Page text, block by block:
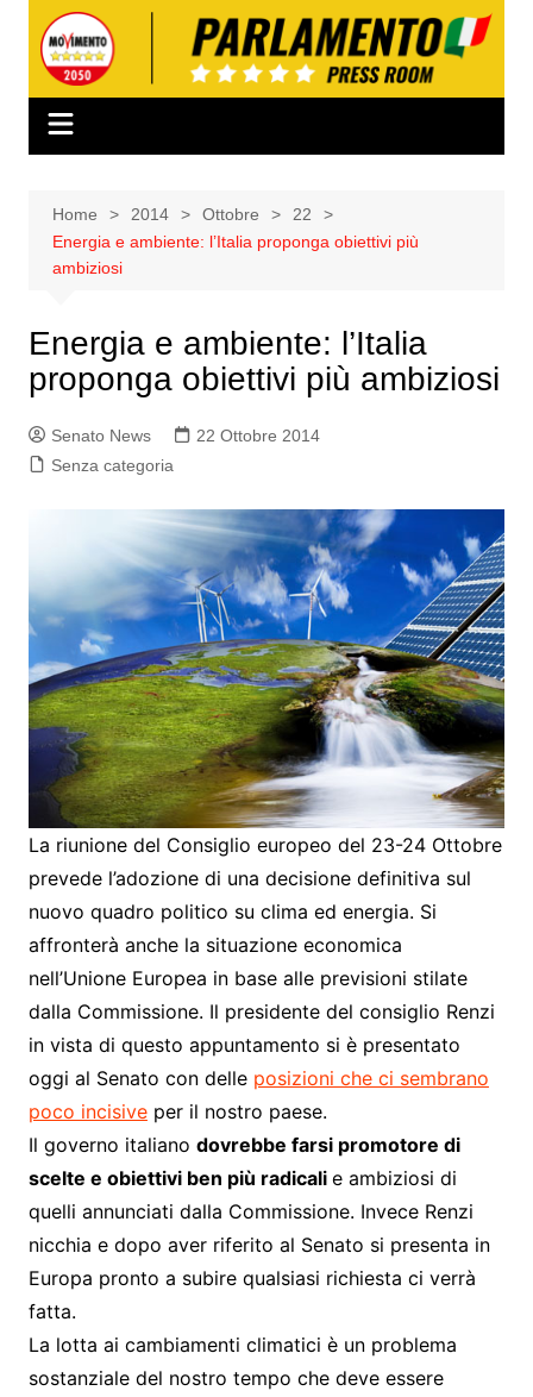
contenuto
Home 2014 Ottobre
22
Energia e ambiente: l’Italia proponga obiettivi più
ambiziosi
Energia e ambiente: l’Italia
proponga obiettivi più ambiziosi
Senato News
22 Ottobre 2014
Senza categoria
La riunione del Consiglio europeo del 23-24 Ottobre
prevede l’adozione di una decisione definitiva sul
nuovo quadro politico su clima ed energia. Si
affronterà anche la situazione economica
nell’Unione Europea in base alle previsioni stilate
dalla Commissione. Il presidente del consiglio Renzi
in vista di questo appuntamento si è presentato
oggi al Senato con delle posizioni che ci sembrano
poco incisiveper il nostro paese.
Il governo italiano dovrebbe farsi promotore di
scelte e obiettivi ben più radicali e ambiziosi di
quelli annunciati dalla Commissione. Invece Renzi
nicchia e dopo aver riferito al Senato si presenta in
Europa pronto a subire qualsiasi richiesta ci verrà
fatta.
La lotta ai cambiamenti climatici è un problema
sostanziale del nostro tempo che deve essere